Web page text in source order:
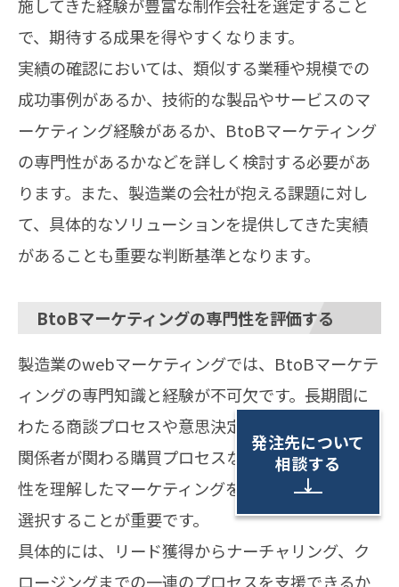
施してきた経験が豊富な制作会社を選定すること
で、期待する成果を得やすくなります。
実績の確認においては、類似する業種や規模での
成功事例があるか、技術的な製品やサービスのマ
ーケティング経験があるか、BtoBマーケティング
の専門性があるかなどを詳しく検討する必要があ
ります。また、製造業の会社が抱える課題に対し
て、具体的なソリューションを提供してきた実績
があることも重要な判断基準となります。
BtoBマーケティングの専門性を評価する
製造業のwebマーケティングでは、BtoBマーケテ
ィングの専門知識と経験が不可欠です。長期間に
わたる商談プロセスや意思決定の複雑さ、複数の
関係者が関わる購買プロセスなど、BtoB特有の特
性を理解したマーケティングを実施できる会社を
選択することが重要です。
具体的には、リード獲得からナーチャリング、ク
ロージングまでの一連のプロセスを支援できるか
発注先について
相談する
↓